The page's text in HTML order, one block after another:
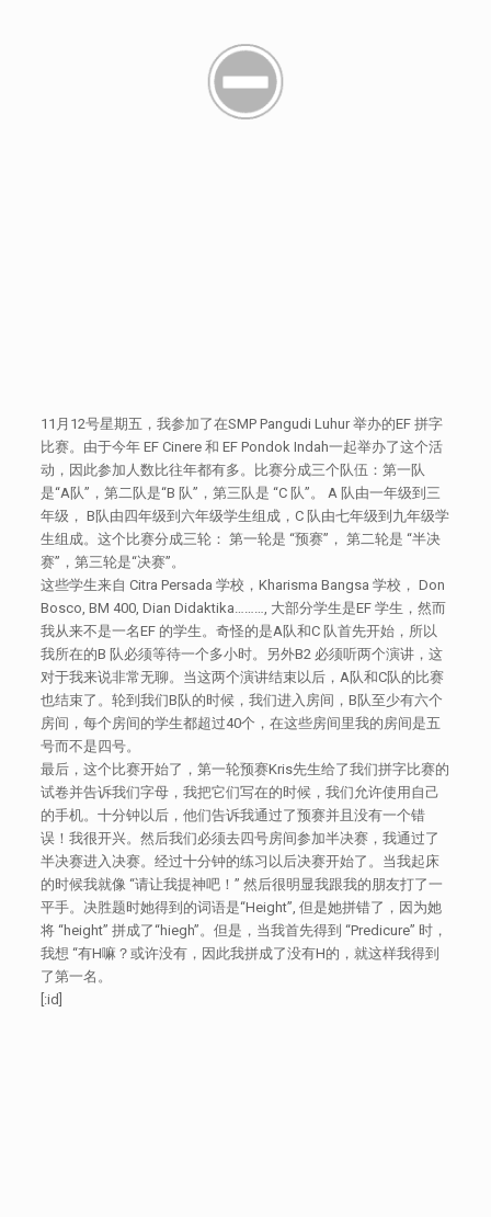
11月12号星期五，我参加了在SMP Pangudi Luhur 举办的EF 拼字
比赛。由于今年 EF Cinere 和 EF Pondok Indah一起举办了这个活
动，因此参加人数比往年都有多。比赛分成三个队伍：第一队
是“A队”，第二队是“B 队”，第三队是 “C 队”。 A 队由一年级到三
年级， B队由四年级到六年级学生组成，C 队由七年级到九年级学
生组成。这个比赛分成三轮： 第一轮是 “预赛”， 第二轮是 “半决
赛”，第三轮是“决赛”。
这些学生来自 Citra Persada 学校，Kharisma Bangsa 学校， Don
Bosco, BM 400, Dian Didaktika………, 大部分学生是EF 学生，然而
我从来不是一名EF 的学生。奇怪的是A队和C 队首先开始，所以
我所在的B 队必须等待一个多小时。另外B2 必须听两个演讲，这
对于我来说非常无聊。当这两个演讲结束以后，A队和C队的比赛
也结束了。轮到我们B队的时候，我们进入房间，B队至少有六个
房间，每个房间的学生都超过40个，在这些房间里我的房间是五
号而不是四号。
最后，这个比赛开始了，第一轮预赛Kris先生给了我们拼字比赛的
试卷并告诉我们字母，我把它们写在的时候，我们允许使用自己
的手机。十分钟以后，他们告诉我通过了预赛并且没有一个错
误！我很开兴。然后我们必须去四号房间参加半决赛，我通过了
半决赛进入决赛。经过十分钟的练习以后决赛开始了。当我起床
的时候我就像 “请让我提神吧！” 然后很明显我跟我的朋友打了一
平手。决胜题时她得到的词语是“Height”, 但是她拼错了，因为她
将 “height” 拼成了“hiegh”。但是，当我首先得到 “Predicure” 时，
我想 “有H嘛？或许没有，因此我拼成了没有H的，就这样我得到
了第一名。
[:id]